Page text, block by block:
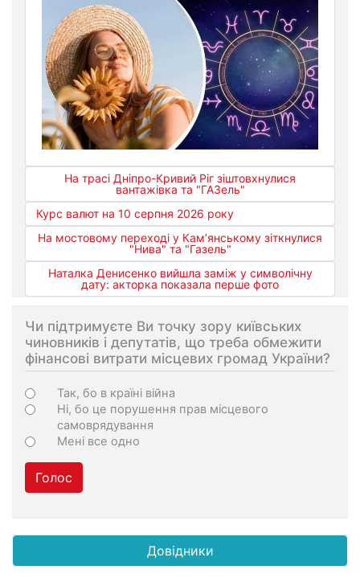
На трасі Дніпро-Кривий Ріг зіштовхнулися
вантажівка та "ГАЗель"
Курс валют на 10 серпня 2026 року
На мостовому переході у Кам’янському зіткнулися
"Нива" та "Газель"
Наталка Денисенко вийшла заміж у символічну
дату: акторка показала перше фото
Чи підтримуєте Ви точку зору київських
чиновників і депутатів, що треба обмежити
фінансові витрати місцевих громад України?
Варіанти
Так, бо в країні війна
Ні, бо це порушення прав місцевого
самоврядування
Мені все одно
Голос
Довідники